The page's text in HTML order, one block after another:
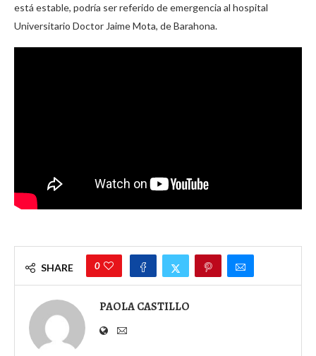
está estable, podría ser referido de emergencia al hospital
Universitario Doctor Jaime Mota, de Barahona.
SHARE 0
PAOLA CASTILLO